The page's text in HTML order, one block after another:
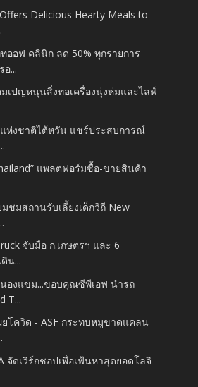
Delicious Hearty Meals to
ออฟ คลินิก ลด 50% ทุกรายการ
...
มเปญหนุนสิ่งทอเครื่องนุ่งห่มและไลฟ์
ห่งชาติไต้หวัน แชร์ประสบการณ์
แพลตฟอร์มซื้อ-ขายสินค้า
มชมสถานรับเลี้ยงเด็กวิถี New
จับมือ ก.เกษตรฯ และ 6
น...
องแขม...ขอบคุณซีพีเอฟ นำรถ
T...
โควิด - ASF กระทบหมูขาดแคลน
จัดเวิร์กชอปเพื่อเฟ้นหาสุดยอดโลจิ